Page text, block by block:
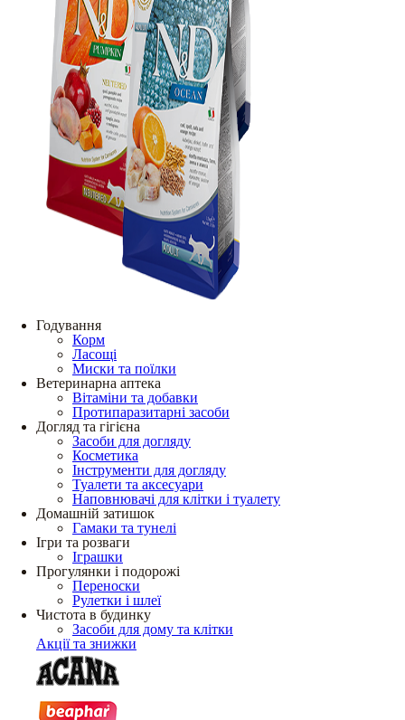
Годування
Корм
Ласощі
Миски та поїлки
Ветеринарна аптека
Вітаміни та добавки
Протипаразитарні засоби
Догляд та гігієна
Засоби для догляду
Косметика
Інструменти для догляду
Туалети та аксесуари
Наповнювачі для клітки і туалету
Домашній затишок
Гамаки та тунелі
Ігри та розваги
Іграшки
Прогулянки і подорожі
Переноски
Рулетки і шлеї
Чистота в будинку
Засоби для дому та клітки
Акції та знижки